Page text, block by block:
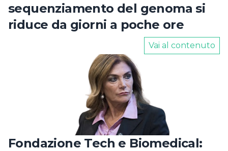
sequenziamento del genoma si
riduce da giorni a poche ore
Vai al contenuto
Fondazione Tech e Biomedical: